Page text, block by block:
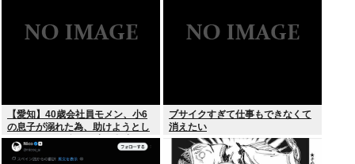
【愛知】40歳会社員モメン、小6
の息子が溺れた為、助けようとし
て溺れる なお息子は妻が救出
ブサイクすぎて仕事もできなくて
消えたい